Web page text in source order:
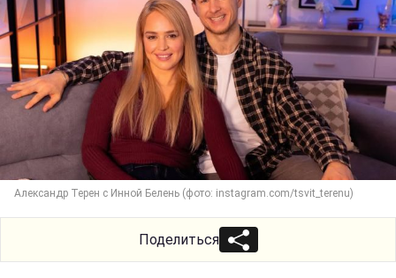
Александр Терен с Инной Белень (фото: instagram.com/tsvit_terenu)
Поделиться